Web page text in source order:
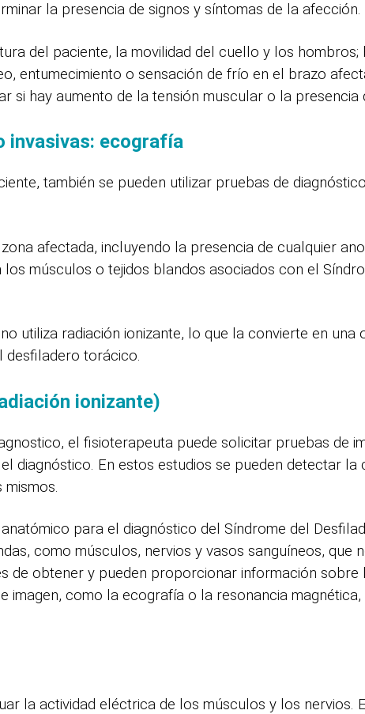
la presencia de signos y síntomas de la afección.
del paciente, la movilidad del cuello y los hombros;
entumecimiento o sensación de frío en el brazo
hay aumento de la tensión muscular o la presencia
invasivas: ecografía
también se pueden utilizar pruebas de
afectada, incluyendo la presencia de cualquier
músculos o tejidos blandos asociados con el
utiliza radiación ionizante, lo que la convierte en una
desfiladero torácico.
ionizante)
el fisioterapeuta puede solicitar pruebas de
diagnóstico. En estos estudios se pueden detectar la
para el diagnóstico del Síndrome del
como músculos, nervios y vasos sanguíneos, que
de obtener y pueden proporcionar información
como la ecografía o la resonancia
la actividad eléctrica de los músculos y los nervios.